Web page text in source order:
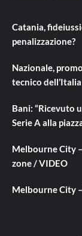
Catania,
penalizzazione?
Nazionale,
tecnico
Bani: “Ricevuto
Serie A alla
Melbourne City
zone / VIDEO
Melbourne City